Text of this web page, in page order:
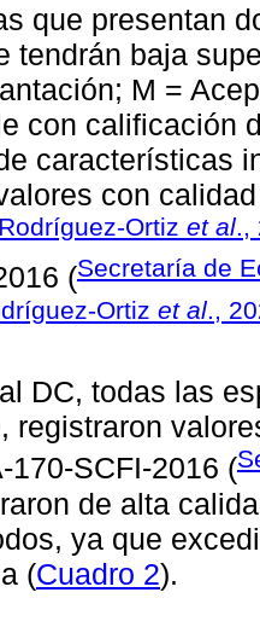
que presentan
tendrán baja
M =
con calificación
características
con
Rodríguez-Ortiz et al.,
(Secretaría de
Ortiz et al .,
DC, todas las
, registraron
170-SCFI-2016 (
de alta
ya que
(Cuadro 2).